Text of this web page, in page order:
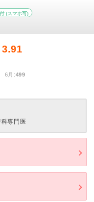
(スマホ可)
3.91
月:499
専門医